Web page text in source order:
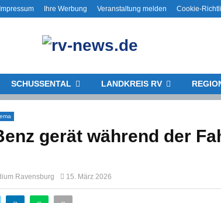
Impressum Ihre Werbung Veranstaltung melden Cookie-
SCHUSSENTAL LANDKREIS RV
gerät während der
Ravensburg 15. März 2026